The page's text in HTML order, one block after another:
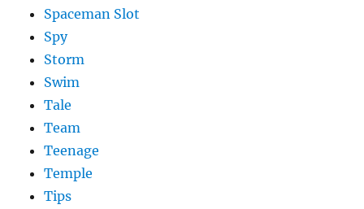
Spaceman Slot
Spy
Storm
Swim
Tale
Team
Teenage
Temple
Tips